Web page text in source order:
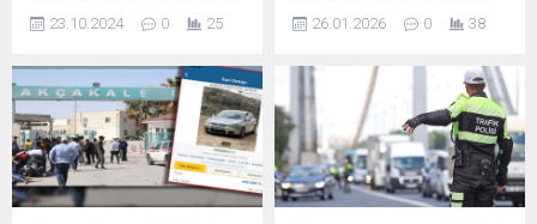
teklifi görüşmeleri başladı.
Bu önemli süreç, hukuk
güncellenmesi açısından
kritik bir adım olarak
değerlendiriliyor. Gelişmeler
için bizi takip edin!
23.10.2024 0 25
Türkiye genelinde havaların
ısınmasına rağmen gün gün
açıklamayı sürdürüyor.
Güneydoğu Anadolu bölgesi
yine kar, buzlanma ve don
ile karşı karşıya kalırken
uzmanlar Türkiye ...
26.01.2026 0 38